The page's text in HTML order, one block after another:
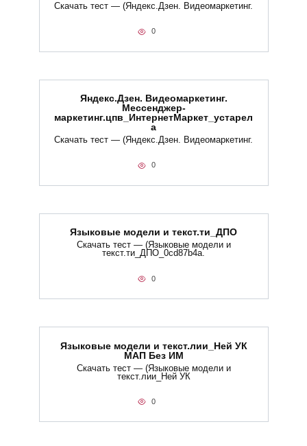
Скачать тест — (Яндекс.Дзен. Видеомаркетинг.
0
Яндекс.Дзен. Видеомаркетинг.
Мессенджер-
маркетинг.цпв_ИнтернетМаркет_устарел
а
Скачать тест — (Яндекс.Дзен. Видеомаркетинг.
0
Языковые модели и текст.ти_ДПО
Скачать тест — (Языковые модели и
текст.ти_ДПО_0cd87b4a.
0
Языковые модели и текст.лии_Ней УК
МАП Без ИМ
Скачать тест — (Языковые модели и
текст.лии_Ней УК
0